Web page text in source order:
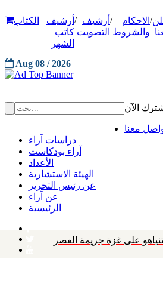
/ الاحكام
والشروط
/ أرشيف
التصويت
/ أرشيف
كاتب
الشهر
الكتاب
Aug 08 / 2026
معنا
دراسات آراء
آراء بودكاست
الأعداد
الهيئة الاستشارية
عن رئيس التحرير
عن آراء
الرئيسية
على غزة جريمة العصر